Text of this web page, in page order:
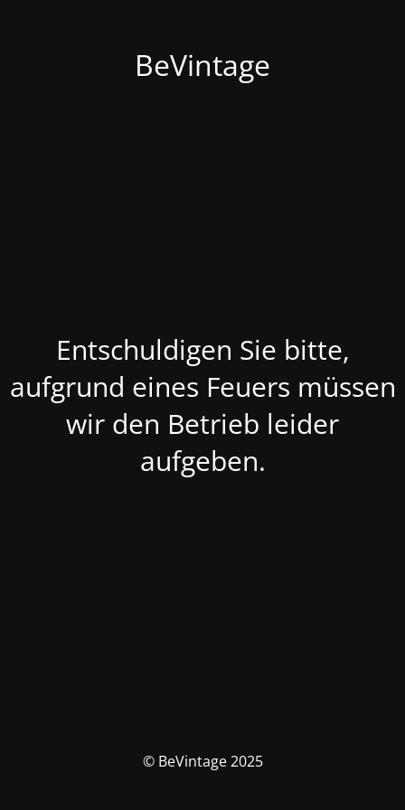
BeVintage
Entschuldigen Sie bitte,
aufgrund eines Feuers müssen
wir den Betrieb leider
aufgeben.
© BeVintage 2025